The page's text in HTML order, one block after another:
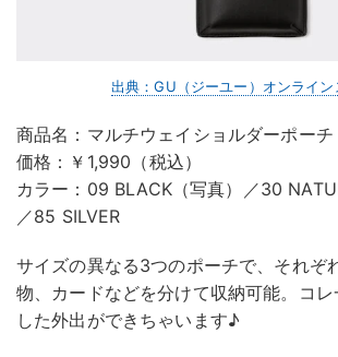
出典：GU（ジーユー）オンライン
商品名：マルチウェイショルダーポーチ
価格：￥1,990（税込）
カラー：09 BLACK（写真）／30
／85 SILVER
サイズの異なる3つのポーチで、それぞ
物、カードなどを分けて収納可能。コレ
した外出ができちゃいます♪